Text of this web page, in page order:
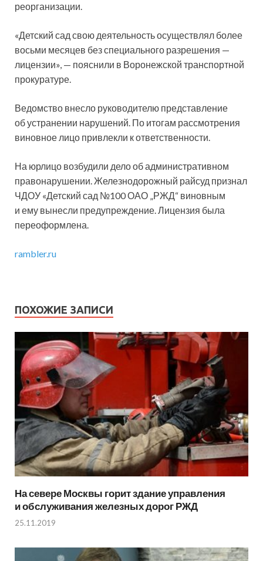
реорганизации.
«Детский сад свою деятельность осуществлял более
восьми месяцев без специального разрешения —
лицензии», — пояснили в Воронежской транспортной
прокуратуре.
Ведомство внесло руководителю представление
об устранении нарушений. По итогам рассмотрения
виновное лицо привлекли к ответственности.
На юрлицо возбудили дело об административном
правонарушении. Железнодорожный райсуд признал
ЧДОУ «Детский сад №100 ОАО „РЖД“ виновным
и ему вынесли предупреждение. Лицензия была
переоформлена.
rambler.ru
ПОХОЖИЕ ЗАПИСИ
На севере Москвы горит здание управления
и обслуживания железных дорог РЖД
25.11.2019